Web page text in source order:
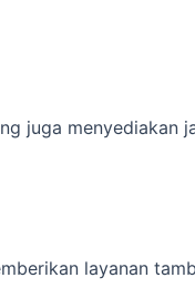
juga menyediakan
layanan